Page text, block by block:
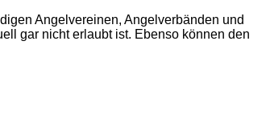
Angelvereinen, Angelverbänden und
gar nicht erlaubt ist. Ebenso können den